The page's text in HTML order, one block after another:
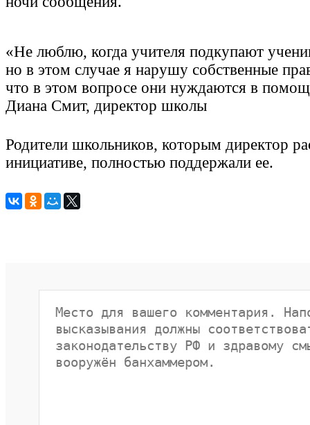
«Не люблю, когда учителя подкупают
но в этом случае я нарушу собственные
что в этом вопросе они нуждаются в
Диана Смит, директор школы
Родители школьников, которым директор
инициативе, полностью поддержали ее.